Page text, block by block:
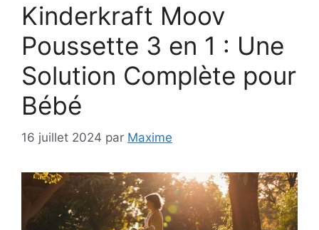
Kinderkraft Moov
Poussette 3 en 1 : Une
Solution Complète pour
Bébé
16 juillet 2024 par Maxime